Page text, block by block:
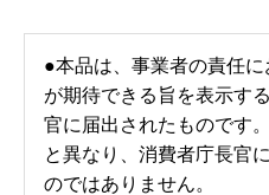
●本品は、事業者の責任
が期待できる旨を表示す
官に届出されたものです
と異なり、消費者庁長官
のではありません。